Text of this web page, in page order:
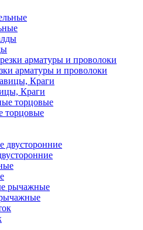
арматуры и проволоки
Краги
торцовые